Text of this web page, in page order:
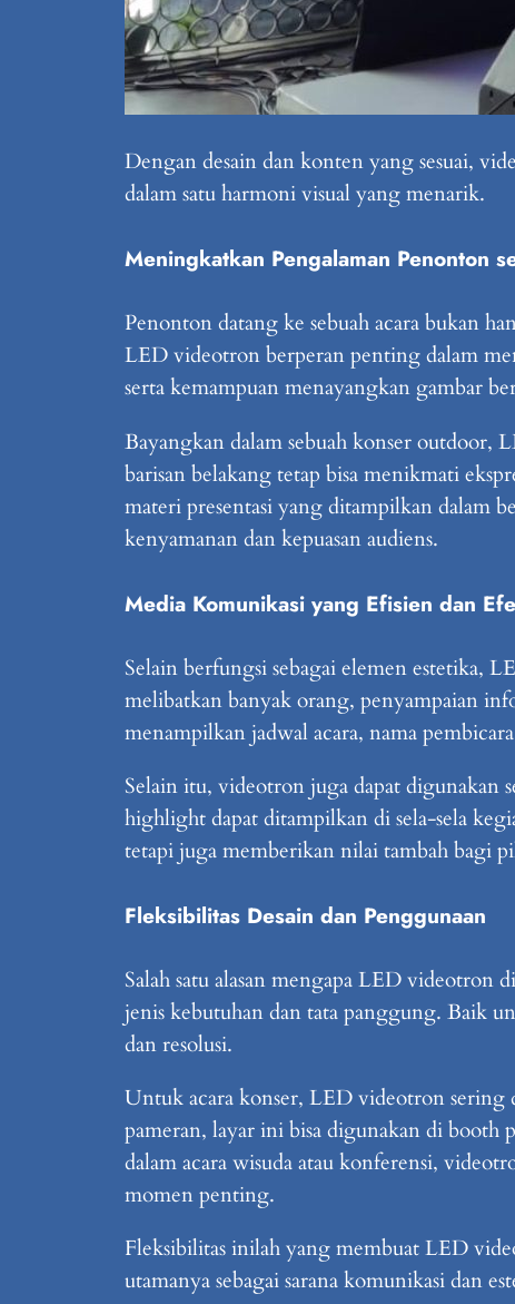
Dengan desain dan konten yang sesuai,
dalam satu harmoni visual yang menarik.
Meningkatkan Pengalaman Penonton
Penonton datang ke sebuah acara bukan
LED videotron berperan penting dalam
serta kemampuan menayangkan gambar
Bayangkan dalam sebuah konser
barisan belakang tetap bisa menikmati
materi presentasi yang ditampilkan dalam
kenyamanan dan kepuasan audiens.
Media Komunikasi yang Efisien dan
Selain berfungsi sebagai elemen estetika,
melibatkan banyak orang, penyampaian
menampilkan jadwal acara, nama
Selain itu, videotron juga dapat digunakan
highlight dapat ditampilkan di sela-sela
tetapi juga memberikan nilai tambah bagi
Fleksibilitas Desain dan Penggunaan
Salah satu alasan mengapa LED videotron
jenis kebutuhan dan tata panggung. Baik
dan resolusi.
Untuk acara konser, LED videotron sering
pameran, layar ini bisa digunakan di
dalam acara wisuda atau konferensi,
momen penting.
Fleksibilitas inilah yang membuat LED
utamanya sebagai sarana komunikasi dan